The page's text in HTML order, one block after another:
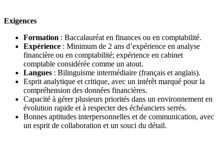
Exigences
Formation : Baccalauréat en finances ou en comptabilité.
Expérience : Minimum de 2 ans d’expérience en analyse
financière ou en comptabilité; expérience en cabinet
comptable considérée comme un atout.
Langues : Bilinguisme intermédiaire (français et anglais).
Esprit analytique et critique, avec un intérêt marqué pour la
compréhension des données financières.
Capacité à gérer plusieurs priorités dans un environnement en
évolution rapide et à respecter des échéanciers serrés.
Bonnes aptitudes interpersonnelles et de communication, avec
un esprit de collaboration et un souci du détail.